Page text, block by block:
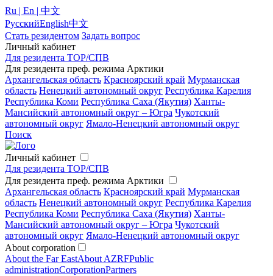
Ru | En | 中文
РусскийEnglish中文
Стать резидентом Задать вопрос
Личный кабинет
Для резидента ТОР/СПВ
Для резидента преф. режима Арктики
Архангельская область Красноярский край Мурманская
область Ненецкий автономный округ Республика Карелия
Республика Коми Республика Саха (Якутия) Ханты-
Мансийский автономный округ – Югра Чукотский
автономный округ Ямало-Ненецкий автономный округ
Поиск
Личный кабинет
Для резидента ТОР/СПВ
Для резидента преф. режима Арктики
Архангельская область Красноярский край Мурманская
область Ненецкий автономный округ Республика Карелия
Республика Коми Республика Саха (Якутия) Ханты-
Мансийский автономный округ – Югра Чукотский
автономный округ Ямало-Ненецкий автономный округ
About corporation
About the Far EastAbout AZRFPublic
administrationCorporationPartners